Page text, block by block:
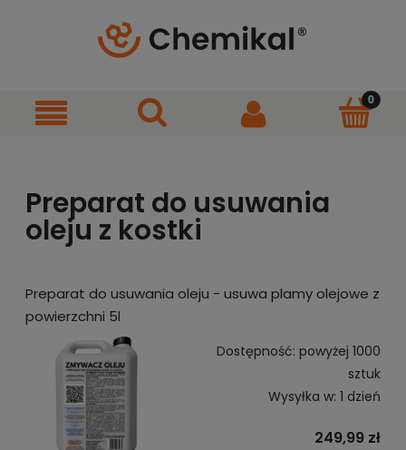
Preparat do usuwania
oleju z kostki
Preparat do usuwania oleju - usuwa plamy olejowe z
powierzchni 5l
Dostępność: powyżej 1000
sztuk
Wysyłka w: 1 dzień
249,99 zł